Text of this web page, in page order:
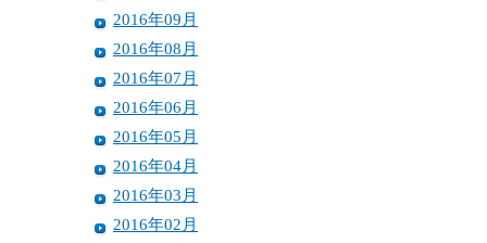
2016年09月
2016年08月
2016年07月
2016年06月
2016年05月
2016年04月
2016年03月
2016年02月